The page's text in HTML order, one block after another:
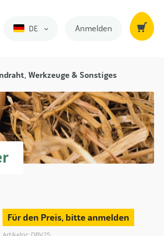
Duits
DE Anmelden
Werkzeuge & Sonstiges
Für den Preis, bitte anmelden